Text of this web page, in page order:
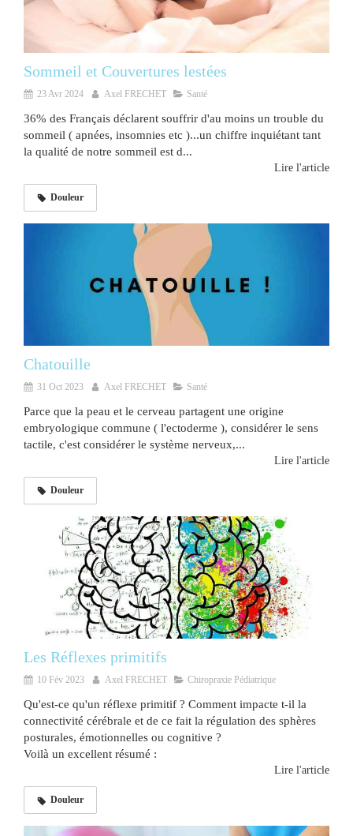
Sommeil et Couvertures lestées
23 Avr 2024 Axel FRECHET Santé
36% des Français déclarent souffrir d'au moins un trouble du
sommeil ( apnées, insomnies etc )...un chiffre inquiétant tant
la qualité de notre sommeil est d...
Lire l'article
Douleur
Chatouille
31 Oct 2023 Axel FRECHET Santé
Parce que la peau et le cerveau partagent une origine
embryologique commune ( l'ectoderme ), considérer le sens
tactile, c'est considérer le système nerveux,...
Lire l'article
Douleur
Les Réflexes primitifs
10 Fév 2023 Axel FRECHET Chiropraxie Pédiatrique
Qu'est-ce qu'un réflexe primitif ? Comment impacte t-il la
connectivité cérébrale et de ce fait la régulation des sphères
posturales, émotionnelles ou cognitive ?
Voilà un excellent résumé :
Lire l'article
Douleur